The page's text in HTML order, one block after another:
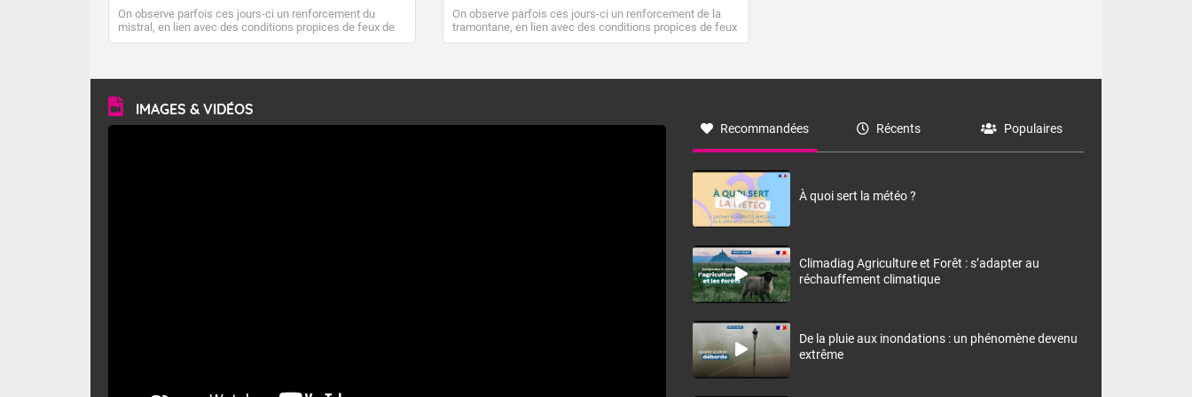
On observe parfois ces jours-ci un renforcement du
mistral, en lien avec des conditions propices de feux de
forêt. Mais qu'est-ce que le mistral ? Quelles sont ses
vitesse moyenne de 50 km/h et atteindre 80 à 100 km/h
en rafales, parfois davantage. Il parcourt la basse vallée
du Rhône et la Provence et envahit le littoral
méditerranéen à partir de la Camargue.
On observe parfois ces jours-ci un renforcement de la
tramontane, en lien avec des conditions propices de feux
de forêt. Mais qu'est-ce que la tramontane ? Quelles sont
à nord-ouest, dans un secteur qui part du Roussillon à la
monts, en allusion aux régions montagneuses d’où
IMAGES & VIDÉOS
Recommandées Récents Populaires
À quoi sert la météo ?
Climadiag Agriculture et Forêt : s’adapter au
réchauffement climatique
De la pluie aux inondations : un phénomène devenu
extrême